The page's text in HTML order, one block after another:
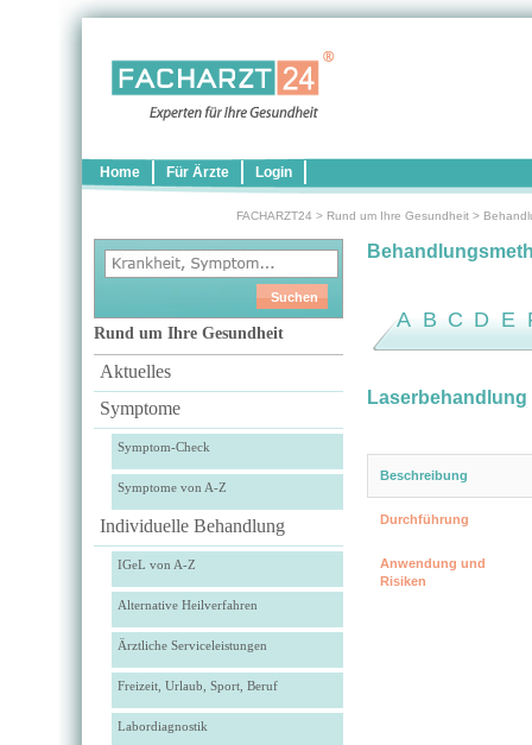
Home Für Ärzte Login
FACHARZT24 > Rund um Ihre Gesundheit >
Rund um Ihre Gesundheit
Aktuelles
Symptome
Symptom-Check
Symptome von A-Z
Individuelle Behandlung
IGeL von A-Z
Alternative Heilverfahren
Ärztliche Serviceleistungen
Freizeit, Urlaub, Sport, Beruf
Labordiagnostik
A B C D E
Beschreibung
Durchführung
Anwendung und
Risiken